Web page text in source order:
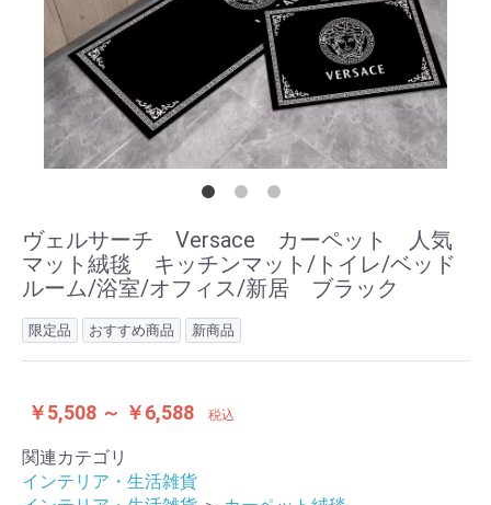
ヴェルサーチ Versace カーペット 人気
マット絨毯 キッチンマット/トイレ/ベッド
ルーム/浴室/オフィス/新居 ブラック
限定品 おすすめ商品 新商品
￥5,508 ～ ￥6,588 税込
関連カテゴリ
インテリア・生活雑貨